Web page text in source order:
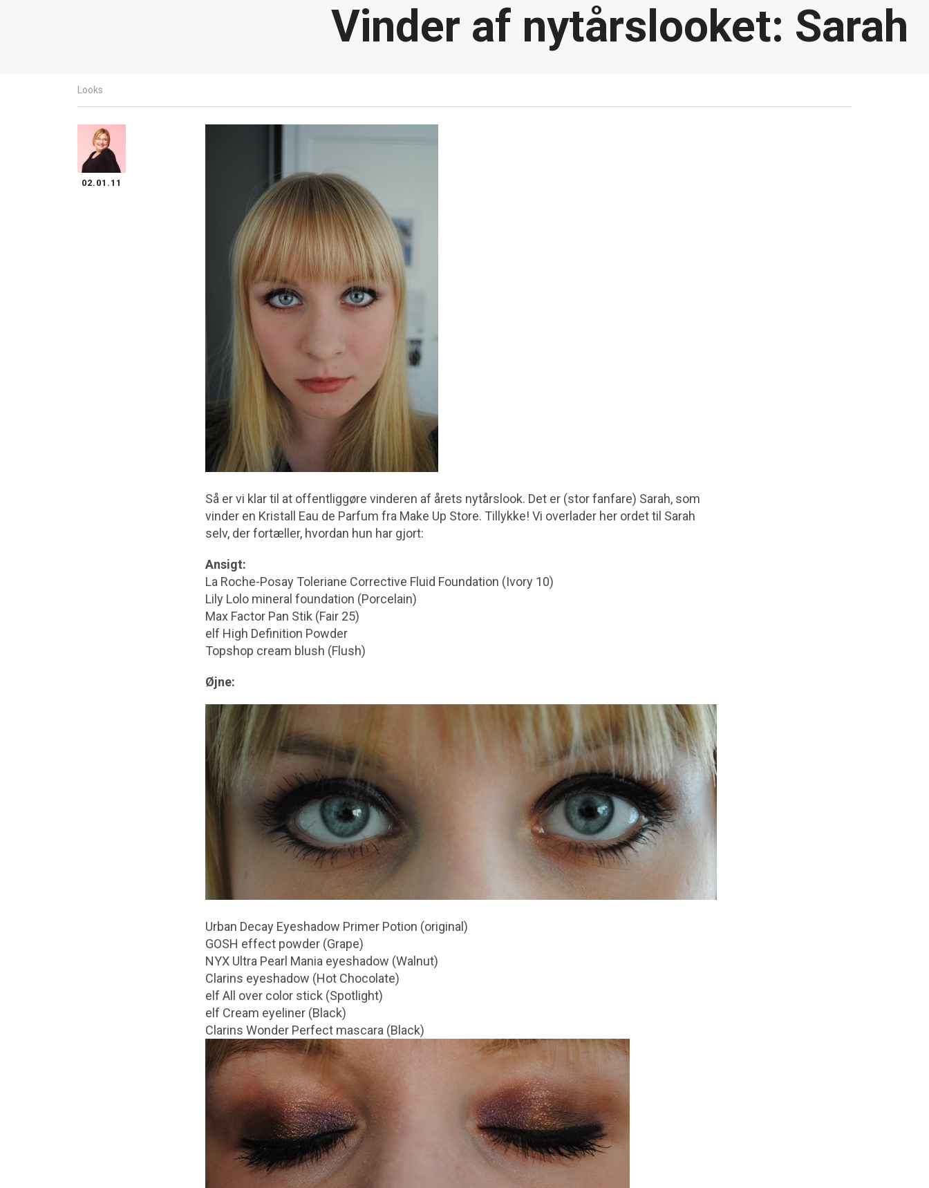
Vinder af nytårslooket: Sarah
Looks
02.01.11
Så er vi klar til at offentliggøre vinderen af årets nytårslook. Det er (stor fanfare) Sarah, som
vinder en Kristall Eau de Parfum fra Make Up Store. Tillykke! Vi overlader her ordet til Sarah
selv, der fortæller, hvordan hun har gjort:
Ansigt:
La Roche-Posay Toleriane Corrective Fluid Foundation (Ivory 10)
Lily Lolo mineral foundation (Porcelain)
Max Factor Pan Stik (Fair 25)
elf High Definition Powder
Topshop cream blush (Flush)
Øjne:
Urban Decay Eyeshadow Primer Potion (original)
GOSH effect powder (Grape)
NYX Ultra Pearl Mania eyeshadow (Walnut)
Clarins eyeshadow (Hot Chocolate)
elf All over color stick (Spotlight)
elf Cream eyeliner (Black)
Clarins Wonder Perfect mascara (Black)